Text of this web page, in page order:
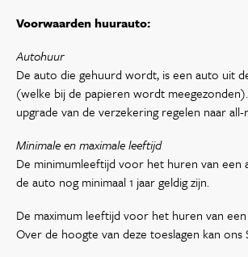
Voorwaarden huurauto:
Autohuur
De auto die gehuurd wordt, is een auto uit
(welke bij de papieren wordt
upgrade van de verzekering regelen naar
Minimale en maximale leeftijd
De minimumleeftijd voor het huren van een
de auto nog minimaal 1 jaar geldig zijn.
De maximum leeftijd voor het huren van
Over de hoogte van deze toeslagen kan